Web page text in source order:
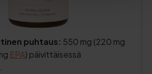
puhtaus: 550 mg (220 mg
EPA) päivittäisessä